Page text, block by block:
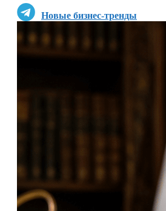
Новые бизнес-тренды